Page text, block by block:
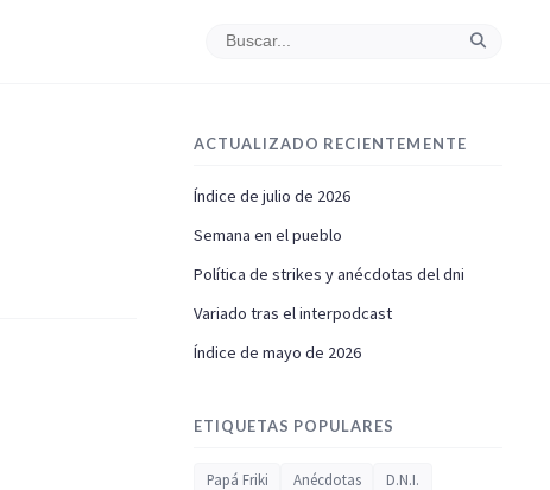
ACTUALIZADO RECIENTEMENTE
Índice de julio de 2026
Semana en el pueblo
Política de strikes y anécdotas del dni
Variado tras el interpodcast
Índice de mayo de 2026
ETIQUETAS POPULARES
Papá Friki Anécdotas
D.N.I.